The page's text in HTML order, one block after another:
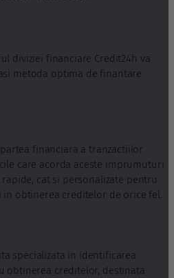
diviziei financiare Credit24h va
metoda optima de finantare
financiara a tranzactiilor
care acorda aceste imprumuturi
cat si personalizate pentru
obtinerea creditelor de orice fel.
specializata in identificarea
obtinerea creditelor, destinata